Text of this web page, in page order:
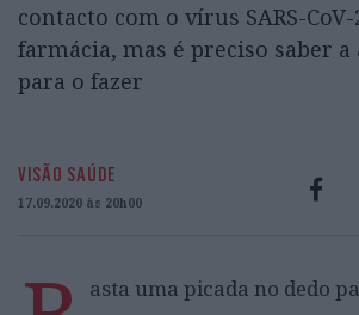
contacto com o vírus SARS-
farmácia, mas é preciso saber
para o fazer
VISÃO SAÚDE
17.09.2020 às 20h00
asta uma picada no dedo